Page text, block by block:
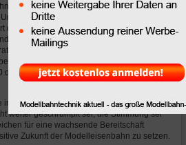
Gruppe, Gerhard Joiser, heute, Dienstag,
in Bergheim bei Salzburg
dieses Ergebnis auf die bereits 2015
2016 konsequent umgesetzten
mit dem Fachhandel, die Überarbeitung
deutschen Tochterunternehmen
die Rückkehr zu einem nachhaltig
vergangenen Jahr die Talsohle
weiter geschrumpft sei, die Stimmung sei
für eine wachsende Bereitschaft
Zukunft der Modelleisenbahn zu setzen.